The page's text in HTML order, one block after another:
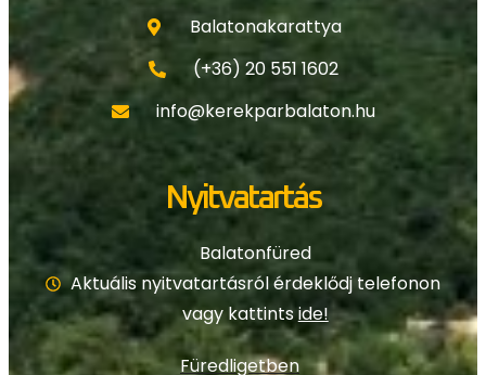
Balatonakarattya
(+36) 20 551 1602
info@kerekparbalaton.hu
Nyitvatartás
Balatonfüred
Aktuális nyitvatartásról érdeklődj telefonon
vagy kattintside!
Füredligetben